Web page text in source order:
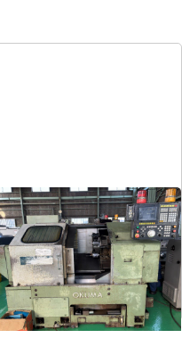
8″NC旋盤
メーカー オークマ
形 式LB-12
年 式1989